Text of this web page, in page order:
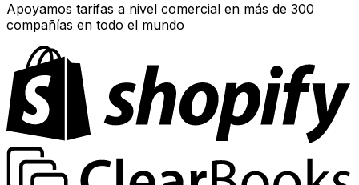
Apoyamos tarifas a nivel comercial en más de 300
compañías en todo el mundo